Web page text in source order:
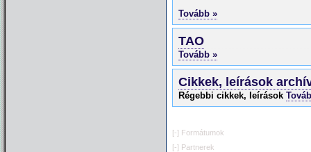
Tovább »
TAO
Tovább »
Cikkek, leírások
Régebbi cikkek, leírások
[-] Formátumok
[-] Partnerek